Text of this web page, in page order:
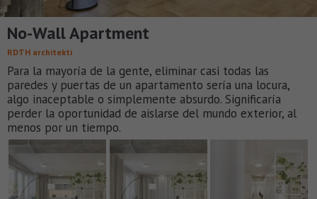
No-Wall Apartment
RDTH architekti
Para la mayoría de la gente, eliminar casi todas las
paredes y puertas de un apartamento sería una locura,
algo inaceptable o simplemente absurdo. Significaría
perder la oportunidad de aislarse del mundo exterior, al
menos por un tiempo.